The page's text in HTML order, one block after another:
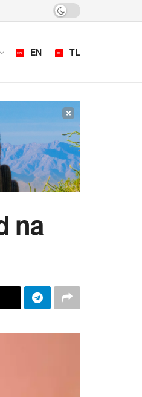
EN TL
×
na